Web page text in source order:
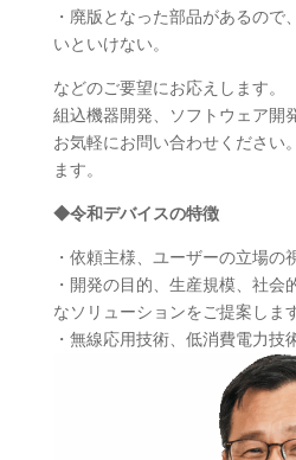
・廃版となった部品があるので
いといけない。
などのご要望にお応えします。
組込機器開発、ソフトウェア開
お気軽にお問い合わせください
ます。
◆令和デバイスの特徴
・依頼主様、ユーザーの立場の
・開発の目的、生産規模、社会
なソリューションをご提案します
・無線応用技術、低消費電力技